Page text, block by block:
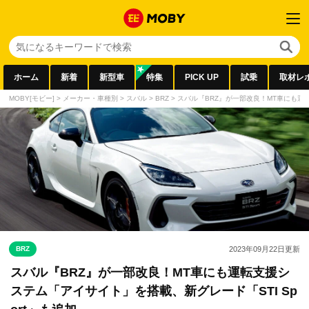
ホーム 新着 新型車 特集 PICK UP 試乗 取材レ
MOBY[モビー] > メーカー・車種別 > スバル > BRZ > スバル『BRZ』が一部改良！MT車にも
BRZ 2023年09月22日更新
スバル『BRZ』が一部改良！MT車にも運転支援シ
ステム「アイサイト」を搭載、新グレード「STI Sp